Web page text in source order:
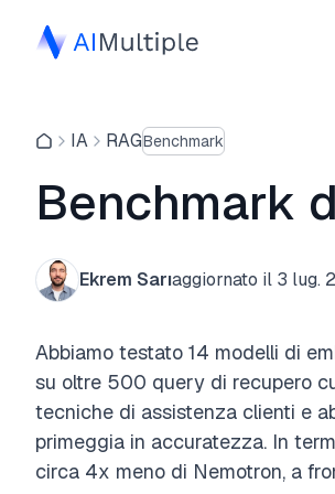
IA RAGBenchmark
Benchmark
Ekrem Sarıaggiornato il 3 lug.
Abbiamo testato 14 modelli di
su oltre 500 query di recupero
tecniche di assistenza clienti e
primeggia in accuratezza. In
circa 4x meno di Nemotron, a